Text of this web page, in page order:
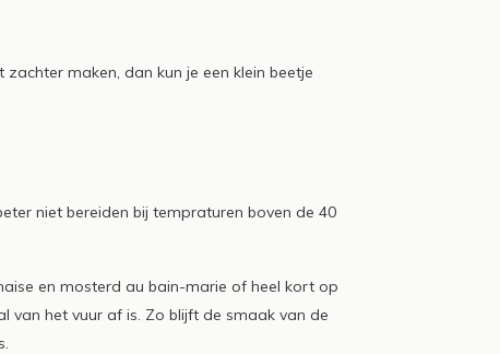
maken, dan kun je een klein beetje
niet bereiden bij tempraturen boven de 40
en mosterd au bain-marie of heel kort op
van het vuur af is. Zo blijft de smaak van de